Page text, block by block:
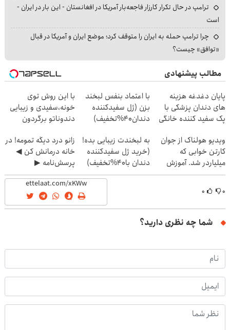
ترامپ در حال تکرار کارزار فاجعه‌بار آمریکا در افغانستان - این بار در ایران -
است
چرا ترامپ حمله به ایران را متوقف کرد؛ موضع ایران و آمریکا در قبال
«توافق» چیست؟
مطالب پیشنهادی
پایان دغدغه هزینه
های دندان پزشکی با
پک سفید کننده خانگی
با اعتماد بنفس لبخند
بزن (ژل سفیدکننده
دندان40%تخفیف)
با این روش توی
خونه،سفیدی و زیبایی
دندوناتو برگردون
ویدیو هولناک از جوان
کارتن خوابی که
میلیاردر شد. آموزش
رایگان
به لبخندت زیبایی بده!
(خرید ژل سفیدکننده
دندان با40%تخفیف)
زانو درد دیگه تمومه! در
خانه درمانش کن ◀
پرسش‌نامه ▶
۰ ۰
شما چه نظری دارید؟